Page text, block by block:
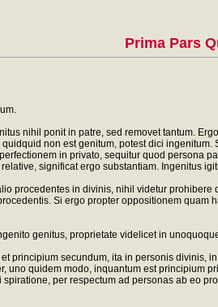
Prima Pars
nihil ponit in patre, sed removet tantum.
non est genitum, potest dici
in privato, sequitur quod persona
significat ergo substantiam. Ingenitus
procedentes in divinis, nihil videtur
Si ergo propter oppositionem
genitus, proprietate videlicet in
principium secundum, ita in personis
quidem modo, inquantum est
per respectum ad personas ab eo